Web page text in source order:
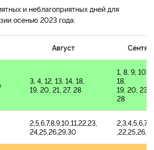
и неблагоприятных дней для
осенью 2023 года:
Август
3, 4, 12, 13, 14, 18,
19, 20, 21, 27, 28
1, 8, 9, 10,
18,
19, 20, 23,
28
2,5,6,7,8,9,10,11,22,23,
24,25,26,29,30